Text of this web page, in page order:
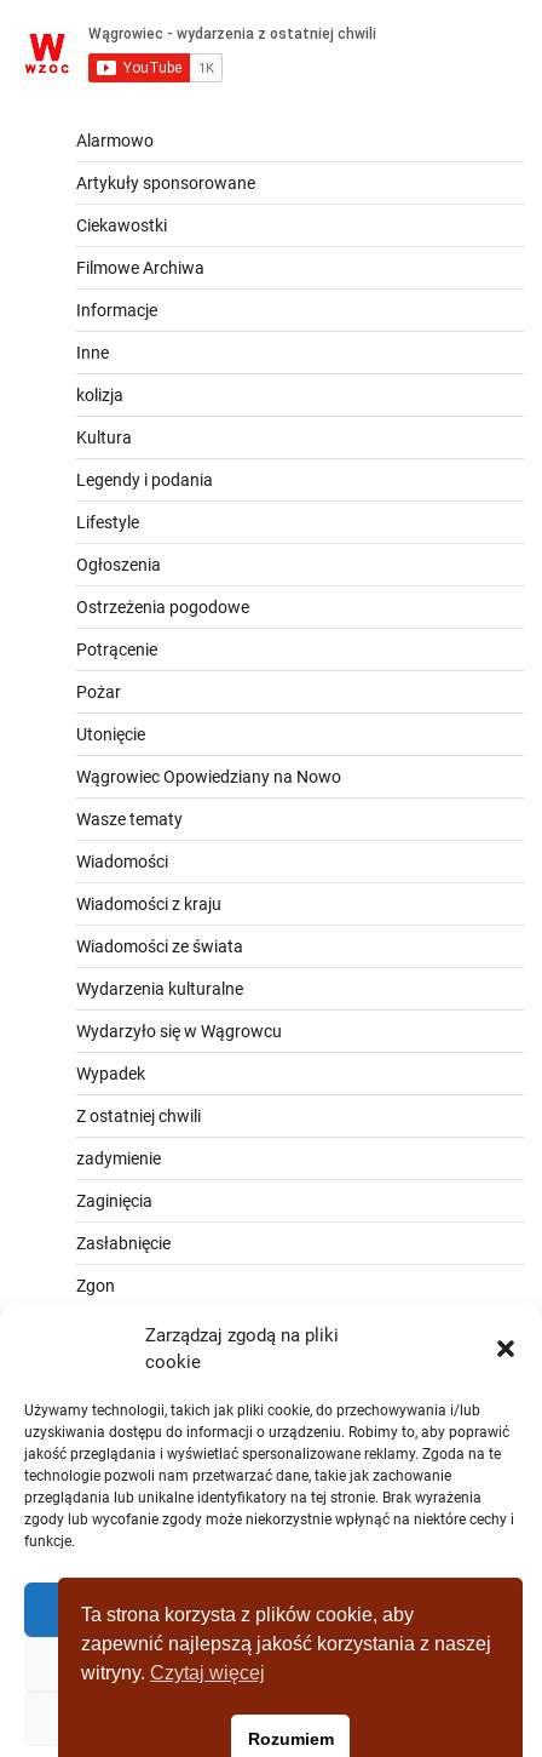
Zarządzaj zgodą na pliki
cookie
Używamy technologii, takich jak pliki cookie, do przechowywania i/lub
uzyskiwania dostępu do informacji o urządzeniu. Robimy to, aby poprawić
jakość przeglądania i wyświetlać spersonalizowane reklamy. Zgoda na te
technologie pozwoli nam przetwarzać dane, takie jak zachowanie
przeglądania lub unikalne identyfikatory na tej stronie. Brak wyrażenia
zgody lub wycofanie zgody może niekorzystnie wpłynąć na niektóre cechy i
funkcje.
Zaakceptować
Zaprzeczyć
Zobacz preferencje
Alarmowo
Artykuły sponsorowane
Ciekawostki
Filmowe Archiwa
Informacje
Inne
kolizja
Kultura
Legendy i podania
Lifestyle
Ogłoszenia
Ostrzeżenia pogodowe
Potrącenie
Pożar
Utonięcie
Wągrowiec Opowiedziany na Nowo
Wasze tematy
Wiadomości
Wiadomości z kraju
Wiadomości ze świata
Wydarzenia kulturalne
Wydarzyło się w Wągrowcu
Wypadek
Z ostatniej chwili
zadymienie
Zaginięcia
Zasłabnięcie
Zgon
Copyright © [2019 - 2025] wagrowiec-
wydarzeniazostatniejchwili.pl Theme: Full News By
Ta strona korzysta z plików cookie, aby
zapewnić najlepszą jakość korzystania z naszej
witryny.Czytaj więcej
Rozumiem